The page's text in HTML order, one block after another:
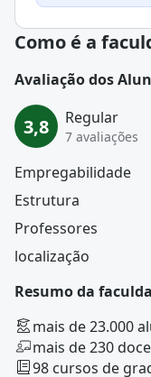
Como é a
Avaliação dos
3,8 Regular
7 avaliações
Empregabilidade
Estrutura
Professores
localização
Resumo da
mais de 23.000
mais de 230
98 cursos de